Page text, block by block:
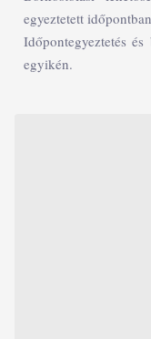
egyeztetett
Időpontegyeztetés
egyikén.